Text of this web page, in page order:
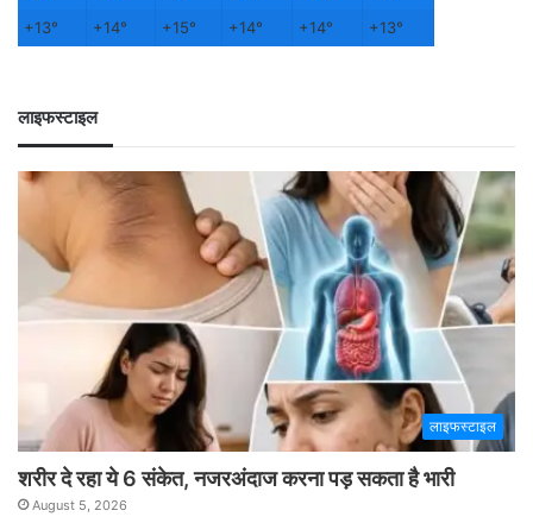
+13° +14° +15° +14° +14° +13°
लाइफस्टाइल
लाइफस्टाइल
शरीर दे रहा ये 6 संकेत, नजरअंदाज करना पड़ सकता है भारी
August 5, 2026